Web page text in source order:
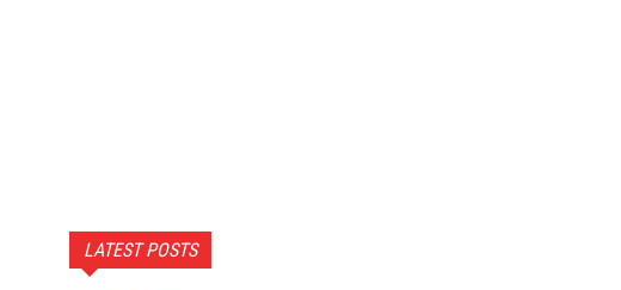
LATEST POSTS